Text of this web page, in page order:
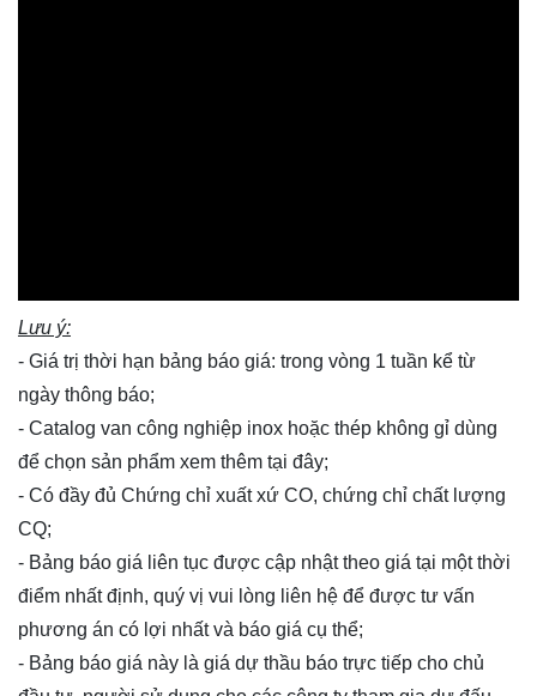
Lưu ý:
- Giá trị thời hạn bảng báo giá: trong vòng 1 tuần kể từ
ngày thông báo;
- Catalog van công nghiệp inox hoặc thép không gỉ dùng
để chọn sản phẩm xem thêm tại đây;
- Có đầy đủ Chứng chỉ xuất xứ CO, chứng chỉ chất lượng
CQ;
- Bảng báo giá liên tục được cập nhật theo giá tại một thời
điểm nhất định, quý vị vui lòng liên hệ để được tư vấn
phương án có lợi nhất và báo giá cụ thể;
- Bảng báo giá này là giá dự thầu báo trực tiếp cho chủ